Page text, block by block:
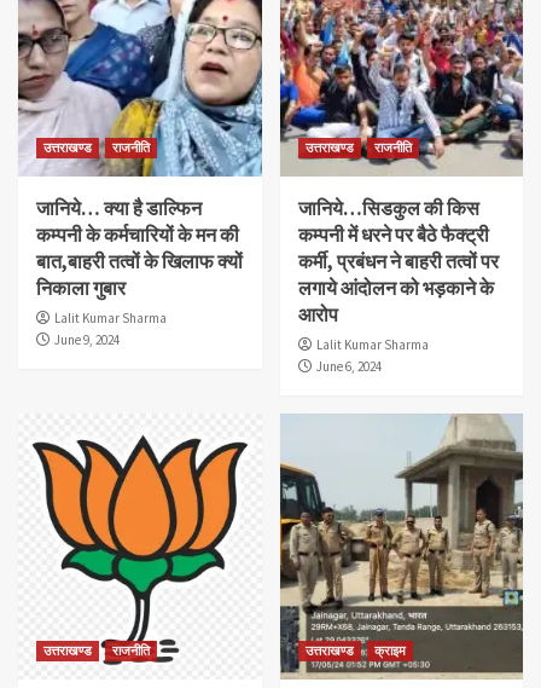
उत्तराखण्ड राजनीति
जानिये… क्या है डाल्फिन
कम्पनी के कर्मचारियों के मन की
बात,बाहरी तत्वों के खिलाफ क्यों
निकाला गुबार
Lalit Kumar Sharma
June 9, 2024
उत्तराखण्ड राजनीति
जानिये…सिडकुल की किस
कम्पनी में धरने पर बैठे फैक्ट्री
कर्मी, प्रबंधन ने बाहरी तत्वों पर
लगाये आंदोलन को भड़काने के
आरोप
Lalit Kumar Sharma
June 6, 2024
उत्तराखण्ड राजनीति उत्तराखण्ड क्राइम